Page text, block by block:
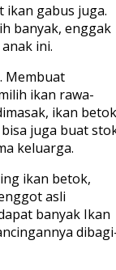
ikan gabus juga.
banyak, enggak
ini.
Membuat
ikan rawa-
ikan betok
juga buat
keluarga.
ikan betok,
asli
banyak Ikan